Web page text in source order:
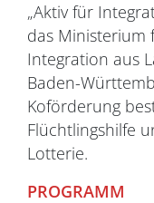
„Aktiv für
das Ministerium
Integration aus
Baden-
Koförderung
Flüchtlingshilfe
Lotterie.
PROGRAMM